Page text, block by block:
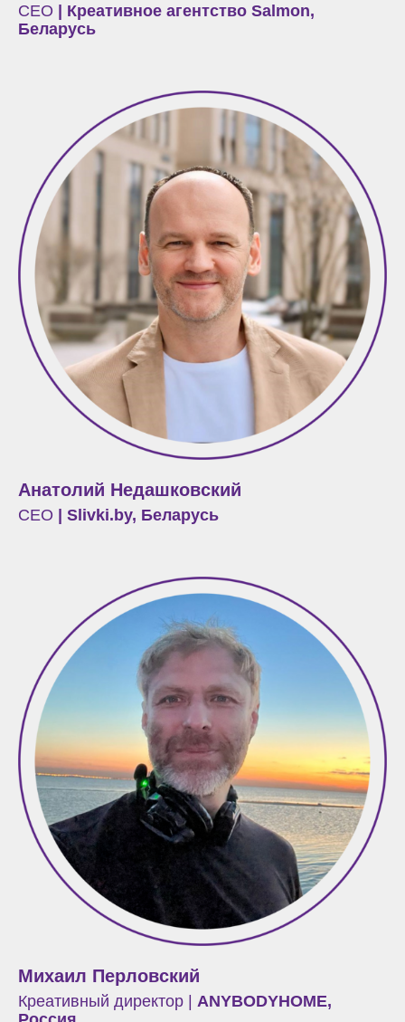
СЕО | Креативное агентство Salmon,
Беларусь
Анатолий Недашковский
CEO | Slivki.by, Беларусь
Михаил Перловский
Креативный директор | ANYBODYHOME,